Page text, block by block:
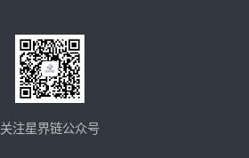
关注星界链公众号